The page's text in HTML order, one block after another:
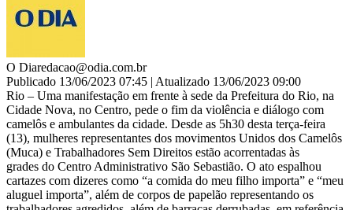
O Diaredacao@odia.com.br
Publicado 13/06/2023 07:45 | Atualizado 13/06/2023 09:00
Rio – Uma manifestação em frente à sede da Prefeitura do Rio, na
Cidade Nova, no Centro, pede o fim da violência e diálogo com
camelôs e ambulantes da cidade. Desde as 5h30 desta terça-feira
(13), mulheres representantes dos movimentos Unidos dos Camelôs
(Muca) e Trabalhadores Sem Direitos estão acorrentadas às
grades do Centro Administrativo São Sebastião. O ato espalhou
cartazes com dizeres como “a comida do meu filho importa” e “meu
aluguel importa”, além de corpos de papelão representando os